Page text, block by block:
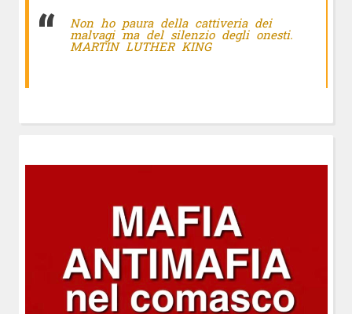
Non ho paura della cattiveria dei
malvagi ma del silenzio degli onesti.
MARTIN LUTHER KING